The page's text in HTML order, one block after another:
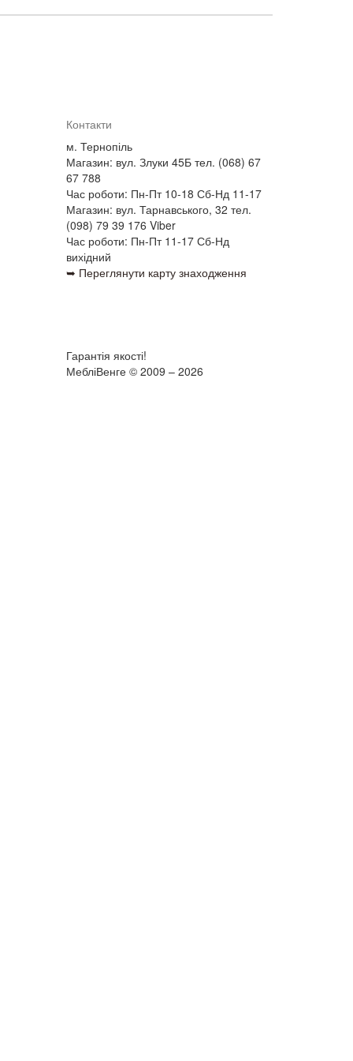
Контакти
м. Тернопіль
Магазин: вул. Злуки 45Б тел. (068) 67
67 788
Час роботи: Пн-Пт 10-18 Сб-Нд 11-17
Магазин: вул. Тарнавського, 32 тел.
(098) 79 39 176 Viber
Час роботи: Пн-Пт 11-17 Сб-Нд
вихідний
➥ Переглянути карту знаходження
Гарантія якості!
МебліВенге © 2009 – 2026